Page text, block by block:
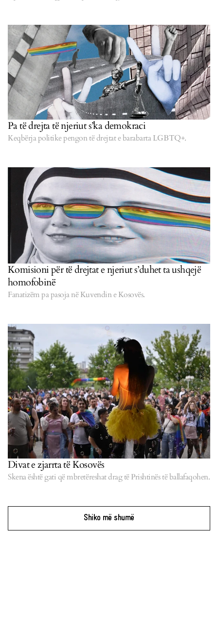
Pa të drejta të njeriut s’ka demokraci
Keqbërja politike pengon të drejtat e barabarta LGBTQ+.
Komisioni për të drejtat e njeriut s’duhet ta ushqejë
homofobinë
Fanatizëm pa pasoja në Kuvendin e Kosovës.
Divat e zjarrta të Kosovës
Skena është gati që mbretëreshat drag të Prishtinës të ballafaqohen.
Shiko më shumë